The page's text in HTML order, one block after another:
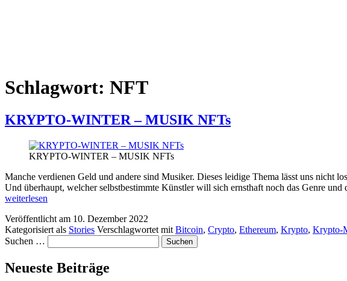
Schlagwort: NFT
KRYPTO-WINTER – MUSIK NFTs
KRYPTO-WINTER – MUSIK NFTs
Manche verdienen Geld und andere sind Musiker. Dieses leidige Thema lässt uns nicht
Und überhaupt, welcher selbstbestimmte Künstler will sich ernsthaft noch das Genre
weiterlesen
Veröffentlicht am 10. Dezember 2022
Kategorisiert als Stories Verschlagwortet mit Bitcoin, Crypto, Ethereum, Krypto, Krypto-
Suchen …
Neueste Beiträge